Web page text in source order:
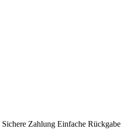
Sichere Zahlung Einfache Rückgabe